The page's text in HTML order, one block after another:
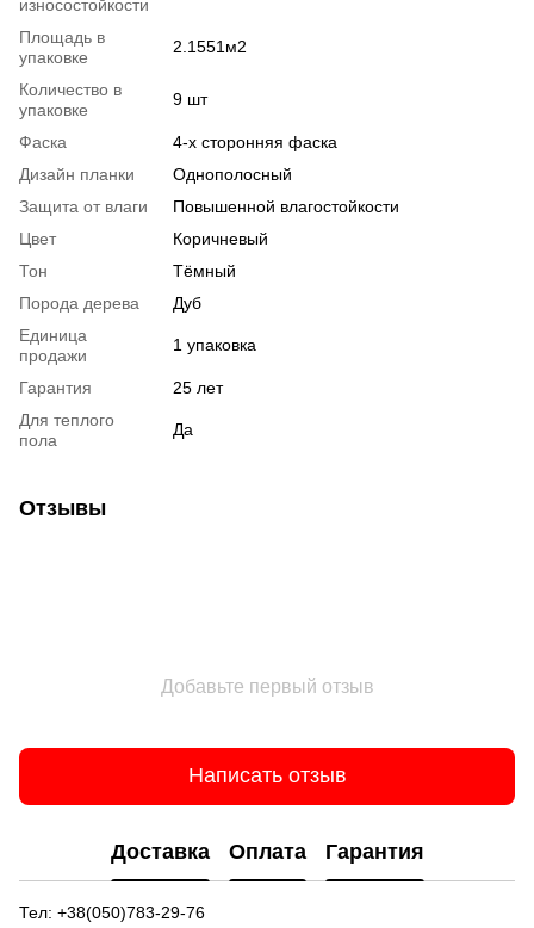
износостойкости
Площадь в
упаковке
2.1551м2
Количество в
упаковке
9 шт
Фаска
4-х сторонняя фаска
Дизайн планки
Однополосный
Защита от влаги
Повышенной влагостойкости
Цвет
Коричневый
Тон
Тёмный
Порода дерева
Дуб
Единица
продажи
1 упаковка
Гарантия
25 лет
Для теплого
пола
Да
Отзывы
Добавьте первый отзыв
Написать отзыв
Доставка Оплата Гарантия
Тел: +38(050)783-29-76